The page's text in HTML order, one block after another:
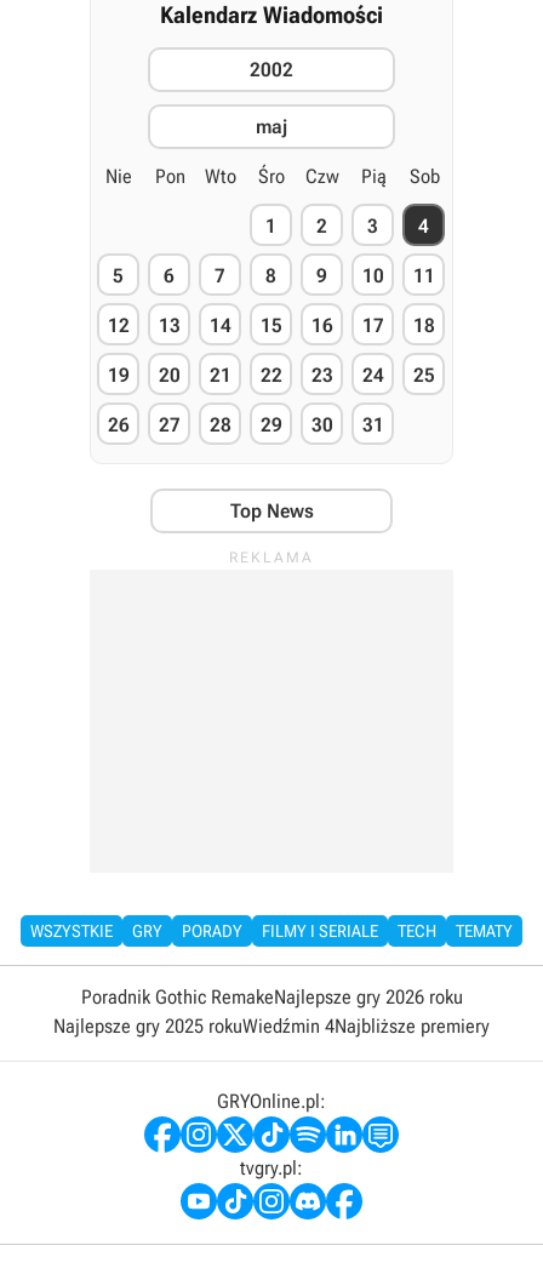
Kalendarz Wiadomości
2002
maj
Nie Pon Wto Śro Czw Pią Sob
1 2 3 4
5 6 7 8 9 10 11
12 13 14 15 16 17 18
19 20 21 22 23 24 25
26 27 28 29 30 31
Top News
WSZYSTKIE GRY PORADY FILMY I SERIALE TECH TEMATY
Poradnik Gothic RemakeNajlepsze gry 2026 roku
Najlepsze gry 2025 rokuWiedźmin 4Najbliższe premiery
GRYOnline.pl:
tvgry.pl: